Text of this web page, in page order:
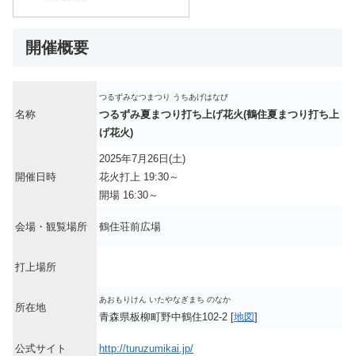
開催概要
名称
つるずみなつまつり うちあげはなび
つるずみ夏まつり打ち上げ花火(鶴住夏まつり打ち上
げ花火)
開催日時
2025年7月26日(土)
花火打上 19:30～
開場 16:30～
会場・観覧場所 鶴住荘前広場
打上場所
所在地
あおもりけん いたやなぎまち のなか
青森県板柳町野中鶴住102-2 [地図]
公式サイト http://turuzumikai.jp/